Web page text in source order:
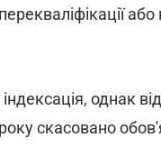
однак
скасовано